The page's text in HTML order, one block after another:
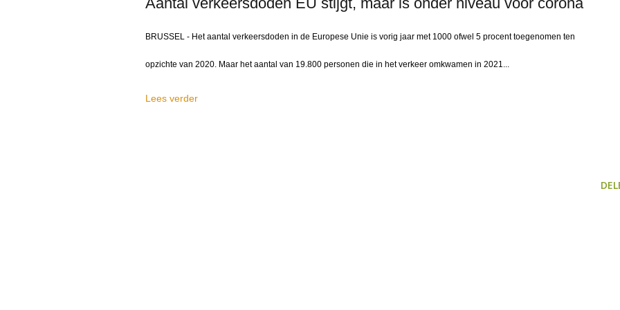
BRUSSEL - Het aantal verkeersdoden in de Europese Unie is vorig jaar met 1000 ofwel 5 procent toegenomen ten
opzichte van 2020. Maar het aantal van 19.800 personen die in het verkeer omkwamen in 2021...
Lees verder